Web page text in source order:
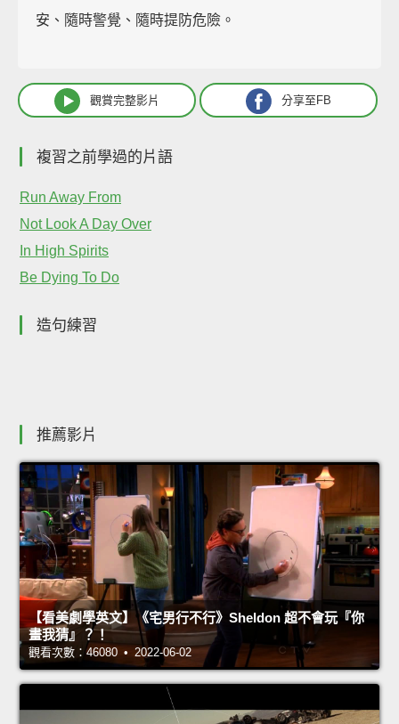
安、隨時警覺、隨時提防危險。
觀賞完整影片 分享至FB
複習之前學過的片語
Run Away From
Not Look A Day Over
In High Spirits
Be Dying To Do
造句練習
推薦影片
【看美劇學英文】《宅男行不行》Sheldon 超不會玩『你
畫我猜』？！
觀看次數：46080 • 2022-06-02